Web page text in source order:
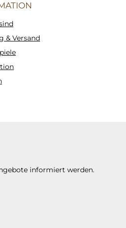
& Versand
informiert werden.